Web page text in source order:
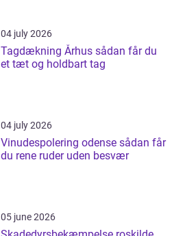
04 july 2026
Tagdækning Århus sådan får du
et tæt og holdbart tag
04 july 2026
Vinudespolering odense sådan får
du rene ruder uden besvær
05 june 2026